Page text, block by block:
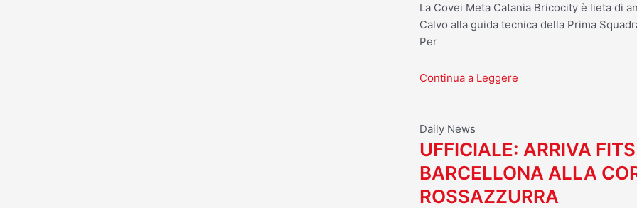
La Covei Meta Catania Bricocity è lieta di
Calvo alla guida tecnica della Prima
Per
Continua a Leggere
Daily News
UFFICIALE: ARRIVA
BARCELLONA ALLA
ROSSAZZURRA